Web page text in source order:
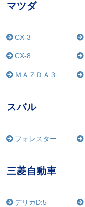
マツダ
CX-3
CX-8
ＭＡＺＤＡ３
スバル
フォレスター
三菱自動車
デリカD:5